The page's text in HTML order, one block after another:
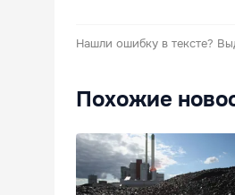
Нашли ошибку в тексте?
Похожие